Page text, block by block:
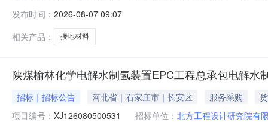
发布时间： 2026-08-07 09:07
相关产品：
接地材料
陕煤榆林化学电解水制氢装置EPC工程总承包电解
招标｜招标公告 河北省｜石家庄市｜长安区 服务采购
项目编号： XJ126080500531 招标单位： 北方工程设计研究院有